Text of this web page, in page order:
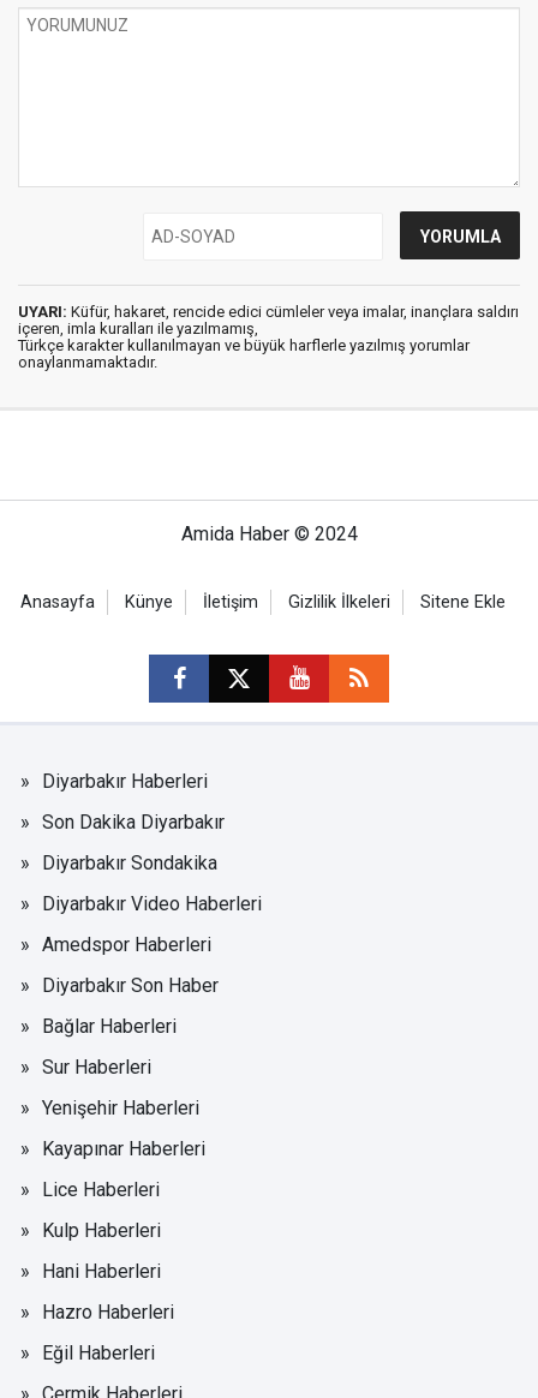
UYARI: Küfür, hakaret, rencide edici cümleler veya imalar, inançlara saldırı
içeren, imla kuralları ile yazılmamış,
Türkçe karakter kullanılmayan ve büyük harflerle yazılmış yorumlar
onaylanmamaktadır.
Amida Haber © 2024
Anasayfa Künye İletişim Gizlilik İlkeleri Sitene Ekle
Diyarbakır Haberleri
Son Dakika Diyarbakır
Diyarbakır Sondakika
Diyarbakır Video Haberleri
Amedspor Haberleri
Diyarbakır Son Haber
Bağlar Haberleri
Sur Haberleri
Yenişehir Haberleri
Kayapınar Haberleri
Lice Haberleri
Kulp Haberleri
Hani Haberleri
Hazro Haberleri
Eğil Haberleri
Çermik Haberleri